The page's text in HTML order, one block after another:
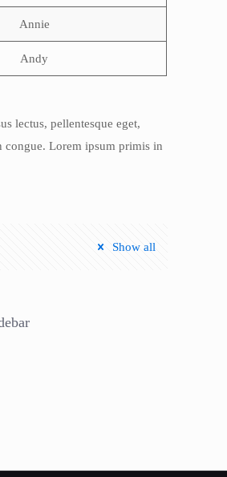
Annie
Andy
lectus, pellentesque eget,
congue. Lorem ipsum primis in
Show all